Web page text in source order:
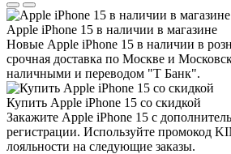
Apple iPhone 15 в наличии в магазине
Новые Apple iPhone 15 в наличии в
срочная доставка по Москве и
наличными и переводом "Т Банк".
Купить Apple iPhone 15 со скидкой
Закажите Apple iPhone 15 с
регистрации. Используйте промокод
лояльности на следующие заказы.